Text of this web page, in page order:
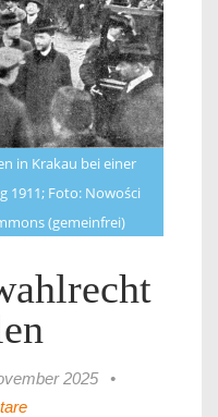
in Krakau bei einer
1911; Foto: Nowości
(gemeinfrei)
2025
•